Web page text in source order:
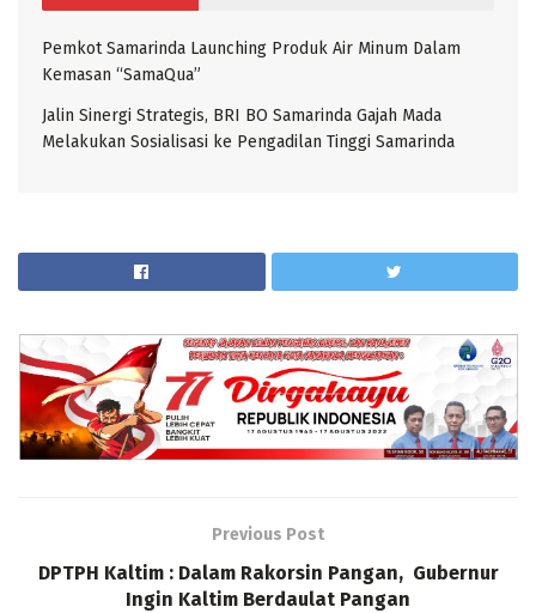
Pemkot Samarinda Launching Produk Air Minum Dalam
Kemasan “SamaQua”
Jalin Sinergi Strategis, BRI BO Samarinda Gajah Mada
Melakukan Sosialisasi ke Pengadilan Tinggi Samarinda
Previous Post
DPTPH Kaltim : Dalam Rakorsin Pangan, Gubernur
Ingin Kaltim Berdaulat Pangan